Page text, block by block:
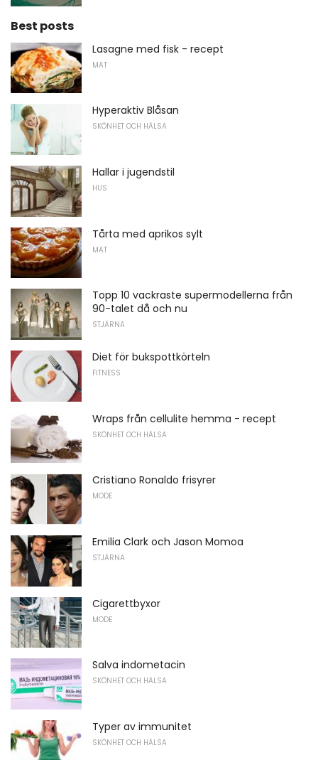
Best posts
Lasagne med fisk - recept
MAT
Hyperaktiv Blåsan
SKÖNHET OCH HÄLSA
Hallar i jugendstil
HUS
Tårta med aprikos sylt
MAT
Topp 10 vackraste supermodellerna från
90-talet då och nu
STJÄRNA
Diet för bukspottkörteln
FITNESS
Wraps från cellulite hemma - recept
SKÖNHET OCH HÄLSA
Cristiano Ronaldo frisyrer
MODE
Emilia Clark och Jason Momoa
STJÄRNA
Cigarettbyxor
MODE
Salva indometacin
SKÖNHET OCH HÄLSA
Typer av immunitet
SKÖNHET OCH HÄLSA